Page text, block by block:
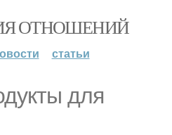
ОТНОШЕНИЙ
статьи
для